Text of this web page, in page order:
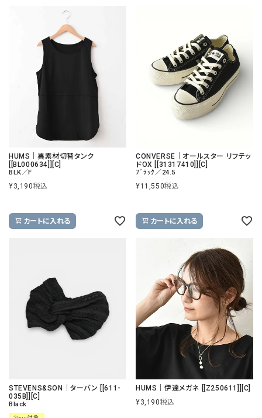
HUMS｜異素材切替タンク
[[BL000634]][C]
BLK／F
¥3,190税込
カートに入れる
CONVERSE｜オールスター リフテッ
ドOX [[31317410]][C]
ﾌﾞﾗｯｸ／24.5
¥11,550税込
カートに入れる
STEVENS&SON｜ターバン [[611-
035B]][C]
Black
HUMS｜伊達メガネ [[Z250611]][C]
¥3,190税込